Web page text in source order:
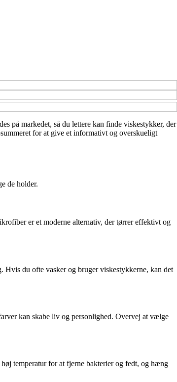
på markedet, så du lettere kan finde viskestykker, der
for at give et informativt og overskueligt
de holder.
er et moderne alternativ, der tørrer effektivt og
du ofte vasker og bruger viskestykkerne, kan det
kan skabe liv og personlighed. Overvej at vælge
temperatur for at fjerne bakterier og fedt, og hæng